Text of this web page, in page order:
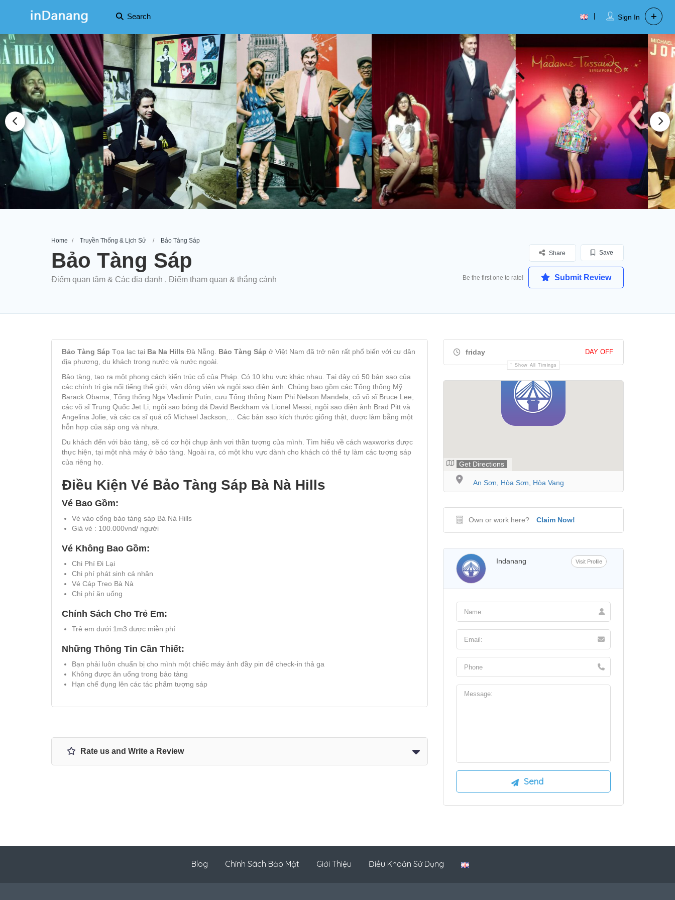
Search Sign In
Home Truyền Thống & Lịch Sử Bảo Tàng Sáp
Bảo Tàng Sáp
Điểm quan tâm & Các địa danh , Điểm tham quan & thắng cảnh
Save
Share
Be the first one to rate! Submit Review
Bảo Tàng Sáp Tọa lạc tại Ba Na Hills Đà Nẵng. Bảo Tàng Sáp ở Việt Nam đã trở nên rất phổ biến với cư dân
địa phương, du khách trong nước và nước ngoài.
Bảo tàng, tạo ra một phong cách kiến ​​trúc cổ của Pháp. Có 10 khu vực khác nhau. Tại đây có 50 bản sao của
các chính trị gia nổi tiếng thế giới, vận động viên và ngôi sao điện ảnh. Chúng bao gồm các Tổng thống Mỹ
Barack Obama, Tổng thống Nga Vladimir Putin, cựu Tổng thống Nam Phi Nelson Mandela, cố võ sĩ Bruce Lee,
các võ sĩ Trung Quốc Jet Li, ngôi sao bóng đá David Beckham và Lionel Messi, ngôi sao điện ảnh Brad Pitt và
Angelina Jolie, và các ca sĩ quá cố Michael Jackson,… Các bản sao kích thước giống thật, được làm bằng một
hỗn hợp của sáp ong và nhựa.
Du khách đến với bảo tàng, sẽ có cơ hội chụp ảnh vơi thần tượng của mình. Tìm hiểu về cách waxworks được
thực hiện, tại một nhà máy ở bảo tàng. Ngoài ra, có một khu vực dành cho khách có thể tự làm các tượng sáp
của riêng họ.
Điều Kiện Vé Bảo Tàng Sáp Bà Nà Hills
Vé Bao Gồm:
Vé vào cổng bảo tàng sáp Bà Nà Hills
Giá vé : 100.000vnd/ người
Vé Không Bao Gồm:
Chi Phí Đi Lại
Chi phí phát sinh cá nhân
Vé Cáp Treo Bà Nà
Chi phí ăn uống
Chính Sách Cho Trẻ Em:
Trẻ em dưới 1m3 được miễn phí
Những Thông Tin Cần Thiết:
Bạn phải luôn chuẩn bị cho mình một chiếc máy ảnh đầy pin để check-in thả ga
Không được ăn uống trong bảo tàng
Hạn chế đụng lên các tác phẩm tượng sáp
Rate us and Write a Review
friday DAY OFF
Show All Timings
Get Directions
An Sơn, Hòa Sơn, Hòa Vang
Own or work here? Claim Now!
Indanang Visit Profile
Blog Chính Sách Bảo Mật Giới Thiệu Điều Khoản Sử Dụng